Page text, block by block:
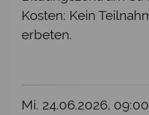
Kosten: Kein
erbeten.
Mi. 24.06.2026,